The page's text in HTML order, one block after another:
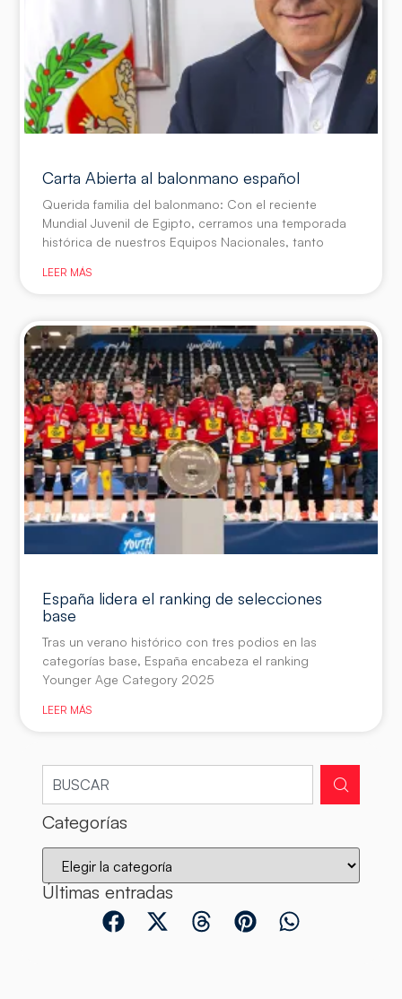
Carta Abierta al balonmano español
Querida familia del balonmano: Con el reciente
Mundial Juvenil de Egipto, cerramos una temporada
histórica de nuestros Equipos Nacionales, tanto
LEER MÁS
España lidera el ranking de selecciones
base
Tras un verano histórico con tres podios en las
categorías base, España encabeza el ranking
Younger Age Category 2025
LEER MÁS
Categorías
Últimas entradas